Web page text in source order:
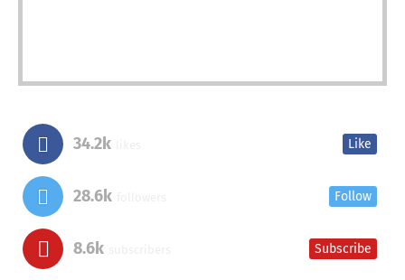
34.2k Like
28.6k Follow
8.6k Subscribe